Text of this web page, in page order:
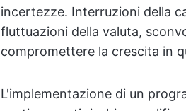
incertezze. Interruzioni della
fluttuazioni della valuta,
compromettere la crescita in
L'implementazione di un